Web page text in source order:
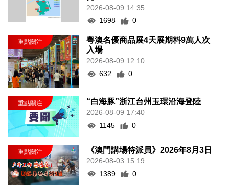
2026-08-09 14:35
1698
0
粵澳名優商品展4天展期料9萬人次
入場
2026-08-09 12:10
632
0
“白海豚”浙江台州玉環沿海登陸
2026-08-09 17:40
1145
0
《澳門講場特派員》2026年8月3日
2026-08-03 15:19
1389
0